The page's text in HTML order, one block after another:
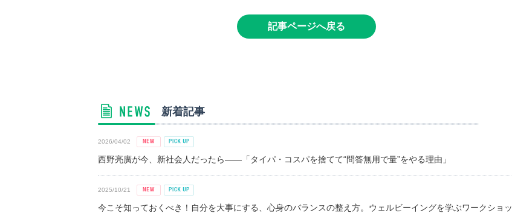
記事ページへ戻る
新着記事
2026/04/02
西野亮廣が今、新社会人だったら――「タイパ・コスパを捨てて“問答無用で量”をやる理由」
2025/10/21
今こそ知っておくべき！自分を大事にする、心身のバランスの整え方。ウェルビーイングを学ぶワークショッ